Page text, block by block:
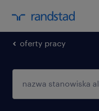
oferty pracy